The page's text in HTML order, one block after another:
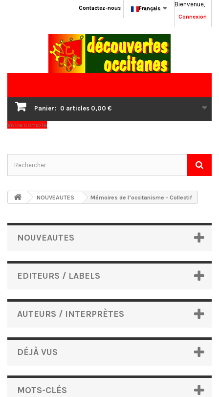
Bienvenue,
Connexion
Français
Contactez-nous
Panier: 0 articles 0,00 €
Votre compte
NOUVEAUTES Mémoires de l’occitanisme - Collectif
NOUVEAUTES
EDITEURS / LABELS
AUTEURS / INTERPRÈTES
DÉJÀ VUS
MOTS-CLÉS